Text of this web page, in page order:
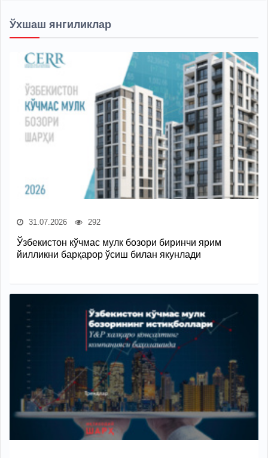
Ўхшаш янгиликлар
31.07.2026 292
Ўзбекистон кўчмас мулк бозори биринчи ярим
йилликни барқарор ўсиш билан якунлади